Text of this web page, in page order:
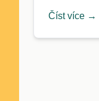
Číst více →